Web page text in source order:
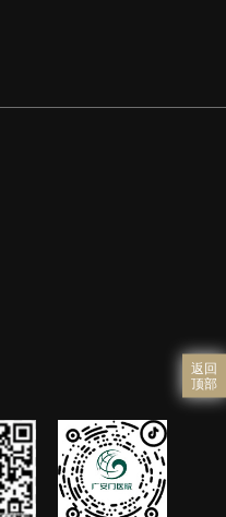
返回
顶部